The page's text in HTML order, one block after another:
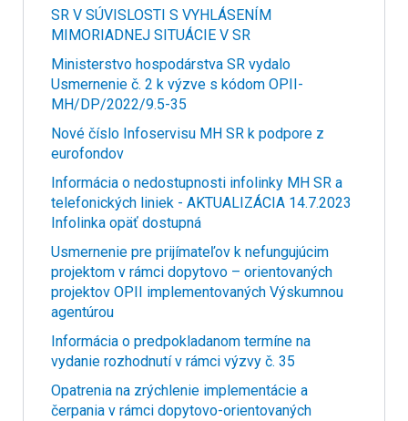
SR V SÚVISLOSTI S VYHLÁSENÍM
MIMORIADNEJ SITUÁCIE V SR
Ministerstvo hospodárstva SR vydalo
Usmernenie č. 2 k výzve s kódom OPII-
MH/DP/2022/9.5-35
Nové číslo Infoservisu MH SR k podpore z
eurofondov
Informácia o nedostupnosti infolinky MH SR a
telefonických liniek - AKTUALIZÁCIA 14.7.2023
Infolinka opäť dostupná
Usmernenie pre prijímateľov k nefungujúcim
projektom v rámci dopytovo – orientovaných
projektov OPII implementovaných Výskumnou
agentúrou
Informácia o predpokladanom termíne na
vydanie rozhodnutí v rámci výzvy č. 35
Opatrenia na zrýchlenie implementácie a
čerpania v rámci dopytovo-orientovaných